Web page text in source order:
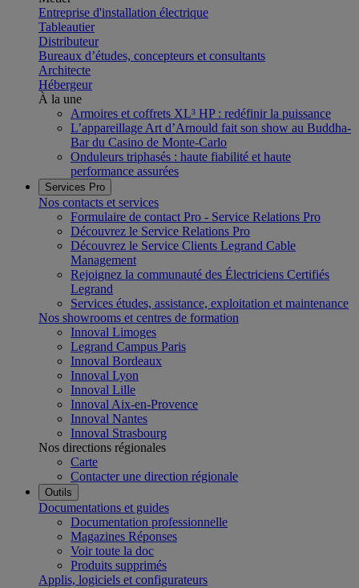
Entreprise d'installation électrique
Tableautier
Distributeur
Bureaux d’études, concepteurs et consultants
Architecte
Hébergeur
À la une
Armoires et coffrets XL³ HP : redéfinir la puissance
L’appareillage Art d’Arnould fait son show au Buddha-
Bar du Casino de Monte-Carlo
Onduleurs triphasés : haute fiabilité et haute
performance assurées
Services Pro
Nos contacts et services
Formulaire de contact Pro - Service Relations Pro
Découvrez le Service Relations Pro
Découvrez le Service Clients Legrand Cable
Management
Rejoignez la communauté des Électriciens Certifiés
Legrand
Services études, assistance, exploitation et maintenance
Nos showrooms et centres de formation
Innoval Limoges
Legrand Campus Paris
Innoval Bordeaux
Innoval Lyon
Innoval Lille
Innoval Aix-en-Provence
Innoval Nantes
Innoval Strasbourg
Nos directions régionales
Carte
Contacter une direction régionale
Outils
Documentations et guides
Documentation professionnelle
Magazines Réponses
Voir toute la doc
Produits supprimés
Applis, logiciels et configurateurs